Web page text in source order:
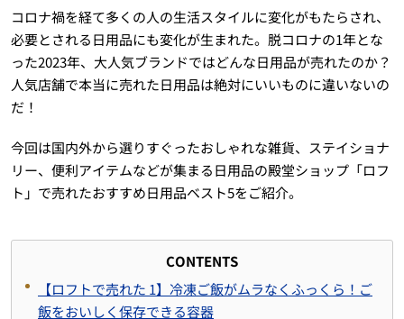
コロナ禍を経て多くの人の生活スタイルに変化がもたらされ、
必要とされる日用品にも変化が生まれた。脱コロナの1年とな
った2023年、大人気ブランドではどんな日用品が売れたのか？
人気店舗で本当に売れた日用品は絶対にいいものに違いないの
だ！
今回は国内外から選りすぐったおしゃれな雑貨、ステイショナ
リー、便利アイテムなどが集まる日用品の殿堂ショップ「ロフ
ト」で売れたおすすめ日用品ベスト5をご紹介。
CONTENTS
【ロフトで売れた 1】冷凍ご飯がムラなくふっくら！ご
飯をおいしく保存できる容器